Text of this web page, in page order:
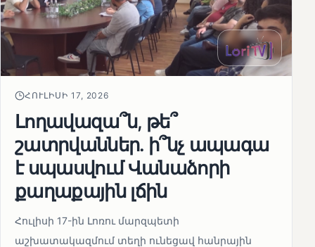
ՀՈՒԼԻՍԻ 17, 2026
Լողավազա՞ն, թե՞
շատրվաններ. ի՞նչ ապագա
է սպասվում Վանաձորի
քաղաքային լճին
Հուլիսի 17-ին Լոռու մարզպետի
աշխատակազմում տեղի ունեցավ հանրային